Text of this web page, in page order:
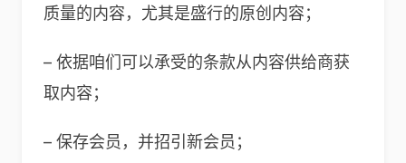
质量的内容，尤其是盛行的原创内容；
– 依据咱们可以承受的条款从内容供给商获
取内容；
– 保存会员，并招引新会员；